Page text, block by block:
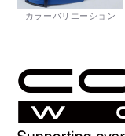
カラーバリエーション